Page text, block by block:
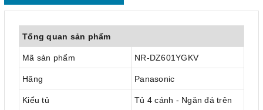
Tổng quan sản phẩm
Mã sản phẩm NR-DZ601YGKV
Hãng Panasonic
Kiểu tủ Tủ 4 cánh - Ngăn đá trên